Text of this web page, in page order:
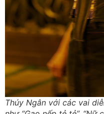
Thúy Ngân với các vai